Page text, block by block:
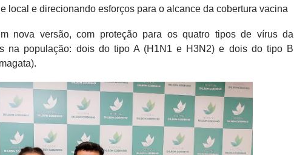
local e direcionando esforços para o alcance da cobertura vacina
nova versão, com proteção para os quatro tipos de vírus da
na população: dois do tipo A (H1N1 e H3N2) e dois do tipo B